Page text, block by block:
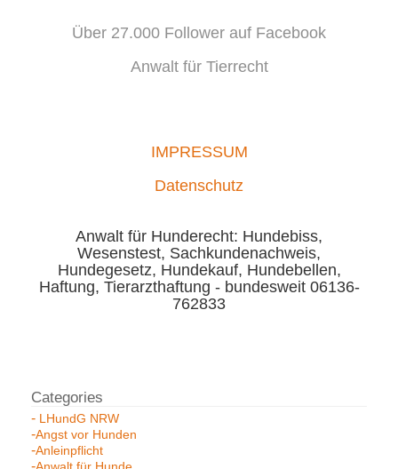
Über 27.000 Follower auf Facebook
Anwalt für Tierrecht
IMPRESSUM
Datenschutz
Anwalt für Hunderecht: Hundebiss,
Wesenstest, Sachkundenachweis,
Hundegesetz, Hundekauf, Hundebellen,
Haftung, Tierarzthaftung - bundesweit 06136-
762833
LHundG NRW
Angst vor Hunden
Anleinpflicht